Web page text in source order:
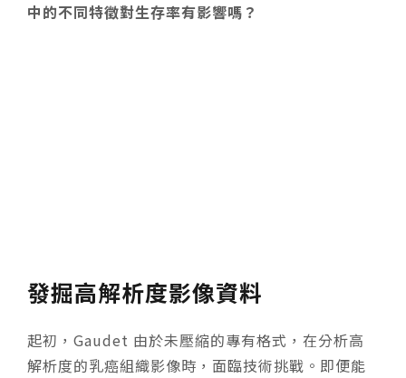
中的不同特徵對生存率有影響嗎？
發掘高解析度影像資料
起初，Gaudet 由於未壓縮的專有格式，在分析高
解析度的乳癌組織影像時，面臨技術挑戰。即便能